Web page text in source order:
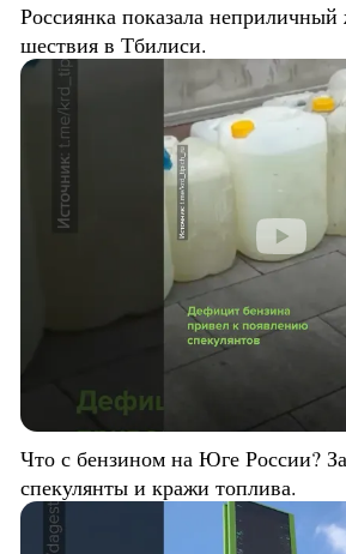
Россиянка показала неприличный
шествия в Тбилиси.
Что с бензином на Юге России?
спекулянты и кражи топлива.